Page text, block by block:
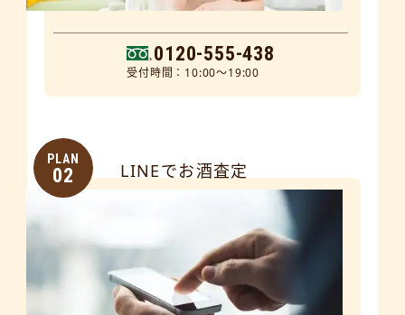
0120-555-438
受付時間：10:00～19:00
PLAN
02 LINEでお酒査定